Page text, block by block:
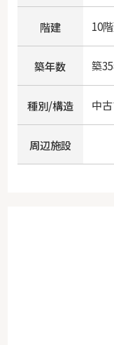
階建 10
築年数 築
種別/構造 中
周辺施設